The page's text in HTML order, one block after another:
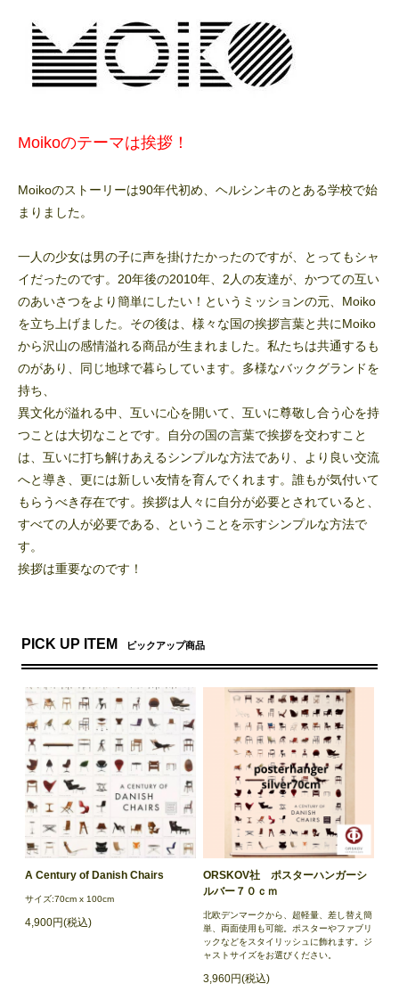
Moikoのテーマは挨拶！
Moikoのストーリーは90年代初め、ヘルシンキのとある学校で始
まりました。
一人の少女は男の子に声を掛けたかったのですが、とってもシャ
イだったのです。20年後の2010年、2人の友達が、かつての互い
のあいさつをより簡単にしたい！というミッションの元、Moiko
を立ち上げました。その後は、様々な国の挨拶言葉と共にMoiko
から沢山の感情溢れる商品が生まれました。私たちは共通するも
のがあり、同じ地球で暮らしています。多様なバックグランドを
持ち、
異文化が溢れる中、互いに心を開いて、互いに尊敬し合う心を持
つことは大切なことです。自分の国の言葉で挨拶を交わすこと
は、互いに打ち解けあえるシンプルな方法であり、より良い交流
へと導き、更には新しい友情を育んでくれます。誰もが気付いて
もらうべき存在です。挨拶は人々に自分が必要とされていると、
すべての人が必要である、ということを示すシンプルな方法で
す。
挨拶は重要なのです！
PICK UP ITEM ピックアップ商品
A Century of Danish Chairs
サイズ:70cm x 100cm
4,900円(税込)
ORSKOV社 ポスターハンガーシ
ルバー７０ｃｍ
北欧デンマークから、超軽量、差し替え簡
単、両面使用も可能。ポスターやファブリ
ックなどをスタイリッシュに飾れます。ジ
ャストサイズをお選びください。
3,960円(税込)